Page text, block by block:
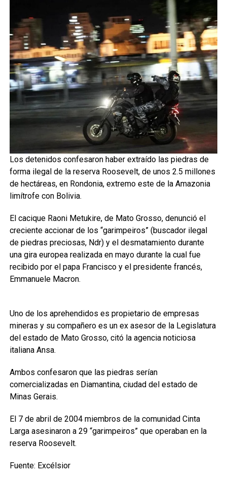
Los detenidos confesaron haber extraído las piedras de
forma ilegal de la reserva Roosevelt, de unos 2.5 millones
de hectáreas, en Rondonia, extremo este de la Amazonia
limítrofe con Bolivia.
El cacique Raoni Metukire, de Mato Grosso, denunció el
creciente accionar de los “garimpeiros” (buscador ilegal
de piedras preciosas, Ndr) y el desmatamiento durante
una gira europea realizada en mayo durante la cual fue
recibido por el papa Francisco y el presidente francés,
Emmanuele Macron.
Uno de los aprehendidos es propietario de empresas
mineras y su compañero es un ex asesor de la Legislatura
del estado de Mato Grosso, citó la agencia noticiosa
italiana Ansa.
Ambos confesaron que las piedras serían
comercializadas en Diamantina, ciudad del estado de
Minas Gerais.
El 7 de abril de 2004 miembros de la comunidad Cinta
Larga asesinaron a 29 “garimpeiros” que operaban en la
reserva Roosevelt.
Fuente: Excélsior